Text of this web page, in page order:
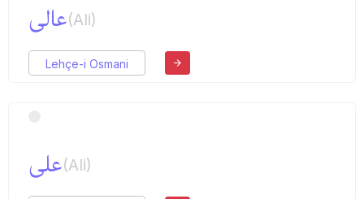
عالی(Ali)
Lehçe-i Osmani
علی(Ali)